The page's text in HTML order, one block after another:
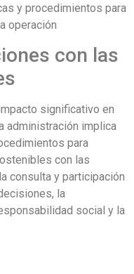
y procedimientos para
operación
con las
significativo en
administración implica
para
con las
consulta y participación
la
social y la